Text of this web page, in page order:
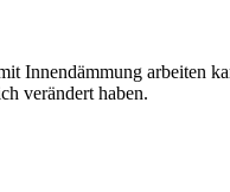
Innendämmung arbeiten
verändert haben.